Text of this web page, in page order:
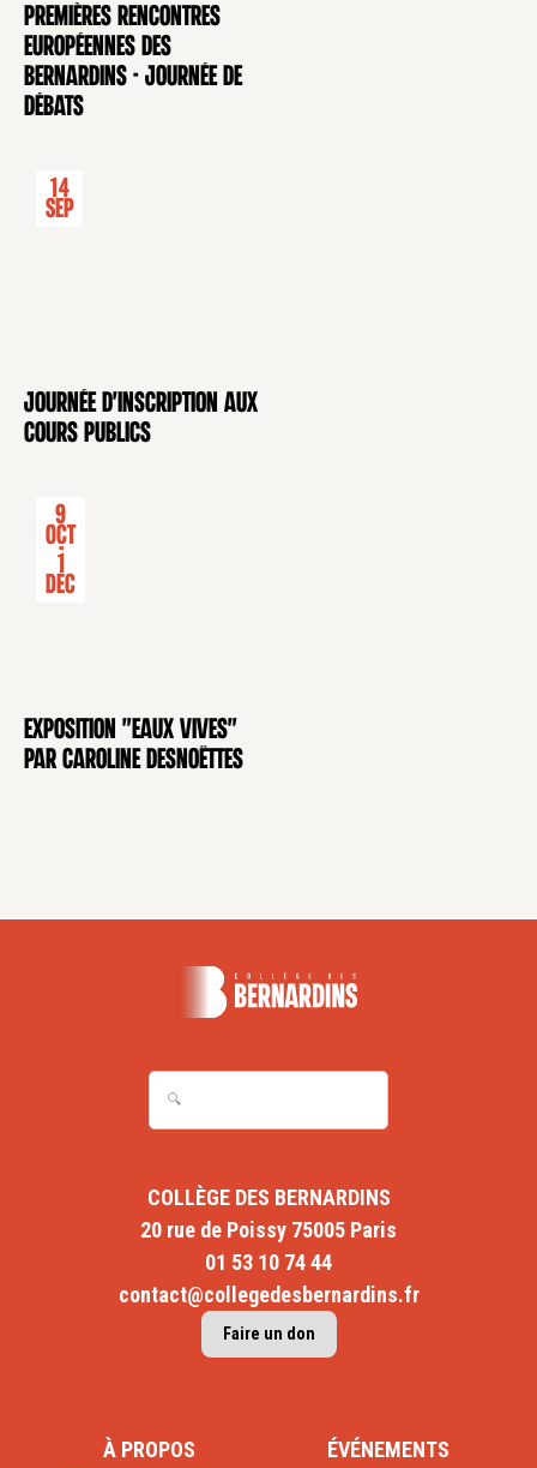
CONFÉRENCE
Premières rencontres
européennes des
Bernardins - Journée de
débats
CONFÉRENCE
14
Sep
Journée d'inscription aux
cours publics
EXPOSITION
9
Oct
-
1
Déc
Exposition "Eaux Vives"
par Caroline Desnoëttes
COLLÈGE DES BERNARDINS
20 rue de Poissy 75005 Paris
01 53 10 74 44
contact@collegedesbernardins.fr
Faire un don
À PROPOS ÉVÉNEMENTS